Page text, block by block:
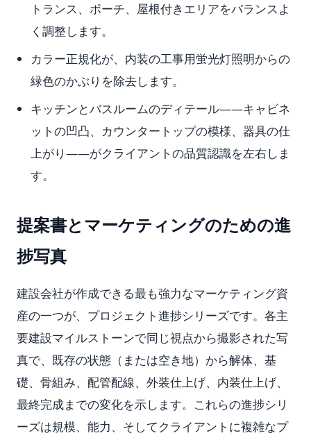
トランス、ポーチ、屋根付きエリアをバランスよ
く調整します。
カラー正規化が、内装の工事用蛍光灯照明からの
緑色のかぶりを除去します。
キッチンとバスルームのディテール——キャビネ
ットの凹凸、カウンタートップの模様、器具の仕
上がり——がクライアントの品質認識を左右しま
す。
提案書とマーケティングのための進
捗写真
建設会社が作成できる最も強力なマーケティング資
産の一つが、プロジェクト進捗シリーズです。各主
要建設マイルストーンで同じ視点から撮影された写
真で、既存の状態（または空き地）から解体、基
礎、骨組み、配管配線、外装仕上げ、内装仕上げ、
最終完成までの変化を示します。これらの進捗シリ
ーズは規模、能力、そしてクライアントに複雑なプ